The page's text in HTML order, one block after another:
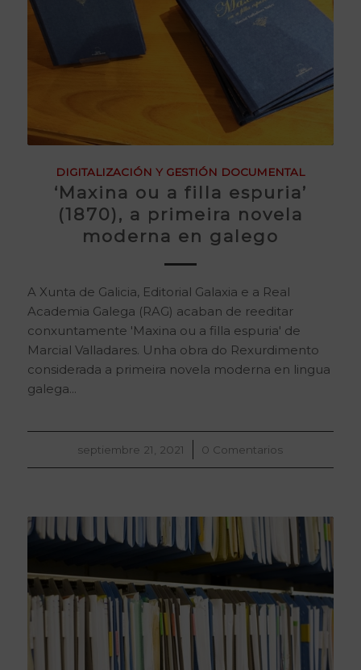
DIGITALIZACIÓN Y GESTIÓN DOCUMENTAL
‘Maxina ou a filla espuria’
(1870), a primeira novela
moderna en galego
A Xunta de Galicia, Editorial Galaxia e a Real
Academia Galega (RAG) acaban de reeditar
conxuntamente 'Maxina ou a filla espuria' de
Marcial Valladares. Unha obra do Rexurdimento
considerada a primeira novela moderna en lingua
galega...
septiembre 21, 2021 0 Comentarios